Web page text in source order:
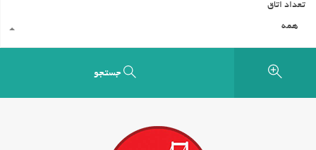
تعداد اتاق
همه
جستجو